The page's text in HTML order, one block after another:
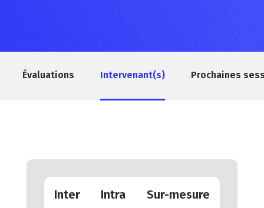
Évaluations Intervenant(s) Prochaines
Inter Intra Sur-mesure